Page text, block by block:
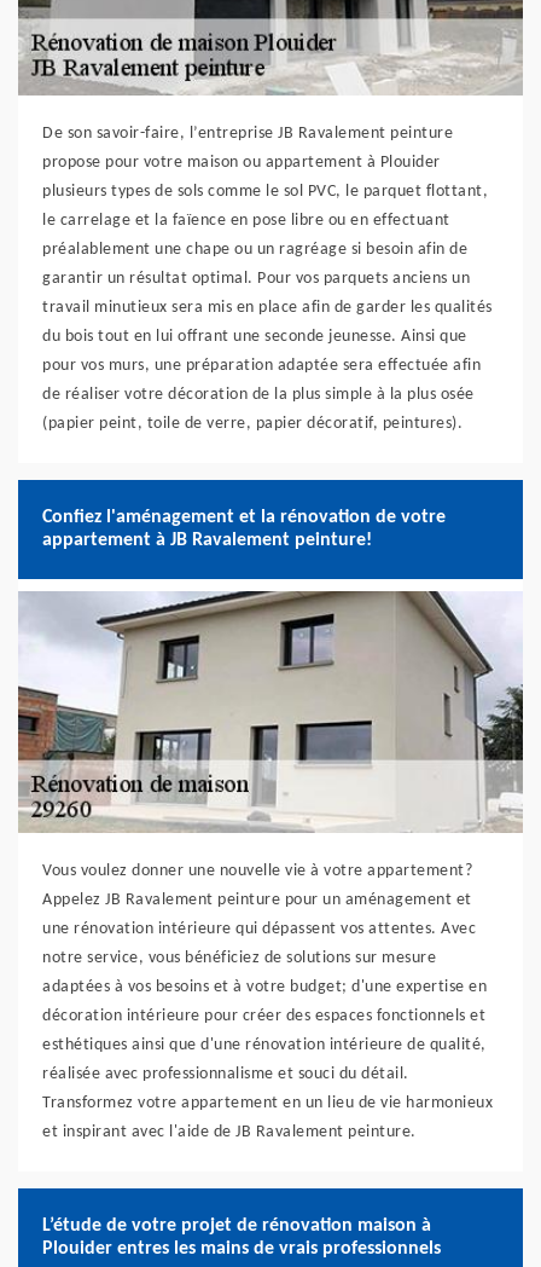
De son savoir-faire, l’entreprise JB Ravalement peinture
propose pour votre maison ou appartement à Plouider
plusieurs types de sols comme le sol PVC, le parquet flottant,
le carrelage et la faïence en pose libre ou en effectuant
préalablement une chape ou un ragréage si besoin afin de
garantir un résultat optimal. Pour vos parquets anciens un
travail minutieux sera mis en place afin de garder les qualités
du bois tout en lui offrant une seconde jeunesse. Ainsi que
pour vos murs, une préparation adaptée sera effectuée afin
de réaliser votre décoration de la plus simple à la plus osée
(papier peint, toile de verre, papier décoratif, peintures).
Confiez l'aménagement et la rénovation de votre
appartement à JB Ravalement peinture!
Vous voulez donner une nouvelle vie à votre appartement?
Appelez JB Ravalement peinture pour un aménagement et
une rénovation intérieure qui dépassent vos attentes. Avec
notre service, vous bénéficiez de solutions sur mesure
adaptées à vos besoins et à votre budget; d'une expertise en
décoration intérieure pour créer des espaces fonctionnels et
esthétiques ainsi que d'une rénovation intérieure de qualité,
réalisée avec professionnalisme et souci du détail.
Transformez votre appartement en un lieu de vie harmonieux
et inspirant avec l'aide de JB Ravalement peinture.
L’étude de votre projet de rénovation maison à
Plouider entres les mains de vrais professionnels